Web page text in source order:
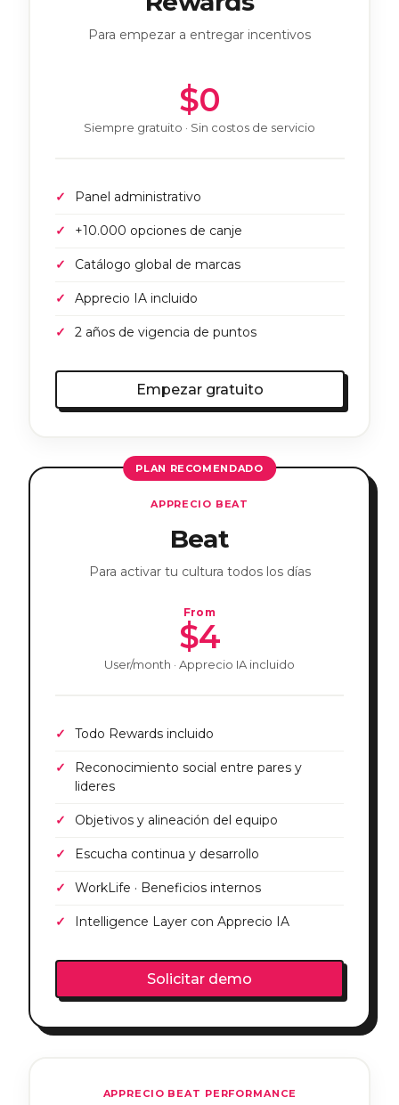
Para empezar a entregar incentivos
$0
Siempre gratuito · Sin costos de servicio
Panel administrativo
+10.000 opciones de canje
Catálogo global de marcas
Apprecio IA incluido
2 años de vigencia de puntos
Empezar gratuito
PLAN RECOMENDADO
APPRECIO BEAT
Beat
Para activar tu cultura todos los días
From
$4
User/month · Apprecio IA incluido
Todo Rewards incluido
Reconocimiento social entre pares y
lideres
Objetivos y alineación del equipo
Escucha continua y desarrollo
WorkLife · Beneficios internos
Intelligence Layer con Apprecio IA
Solicitar demo
APPRECIO BEAT PERFORMANCE